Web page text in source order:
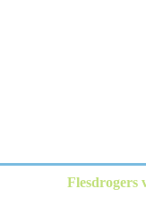
Flesdrogers